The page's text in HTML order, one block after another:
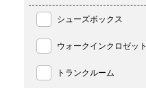
シューズボックス
ウォークインクロゼット
トランクルーム